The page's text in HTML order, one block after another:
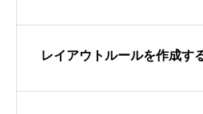
レイアウトルールを作成す